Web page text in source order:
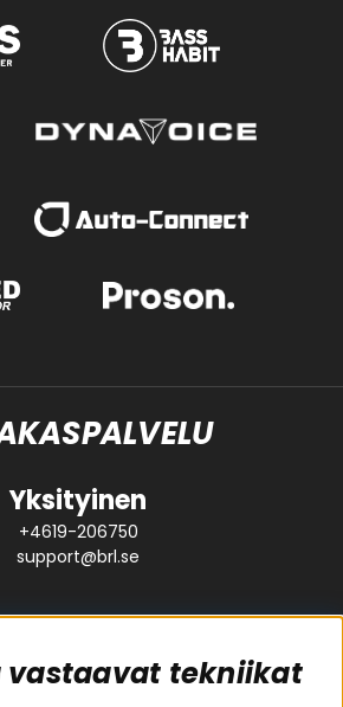
Yksityinen
+4619-206750
support@brl.se
vastaavat tekniikat